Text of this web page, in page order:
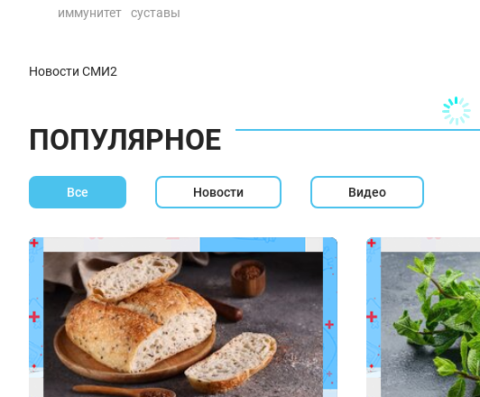
иммунитет суставы
Новости СМИ2
ПОПУЛЯРНОЕ
Все Новости Видео